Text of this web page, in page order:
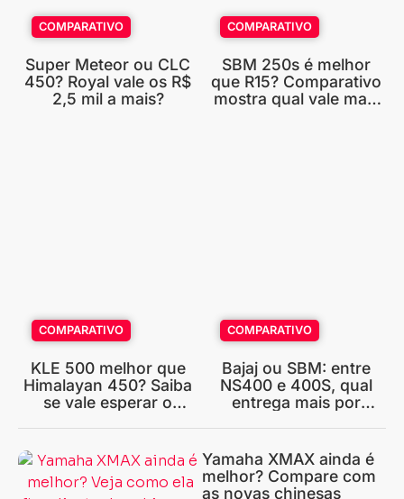
COMPARATIVO
Super Meteor ou CLC
450? Royal vale os R$
2,5 mil a mais?
COMPARATIVO
SBM 250s é melhor
que R15? Comparativo
mostra qual vale mais
COMPARATIVO
KLE 500 melhor que
Himalayan 450? Saiba
se vale esperar o
COMPARATIVO
Bajaj ou SBM: entre
NS400 e 400S, qual
entrega mais por
Yamaha XMAX ainda é
melhor? Compare com
as novas chinesas